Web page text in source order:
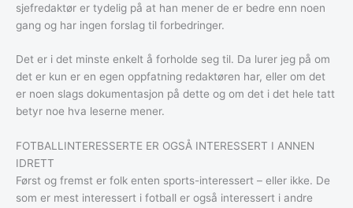
sjefredaktør er tydelig på at han mener de er bedre enn noen
gang og har ingen forslag til forbedringer.
Det er i det minste enkelt å forholde seg til. Da lurer jeg på om
det er kun er en egen oppfatning redaktøren har, eller om det
er noen slags dokumentasjon på dette og om det i det hele tatt
betyr noe hva leserne mener.
FOTBALLINTERESSERTE ER OGSÅ INTERESSERT I ANNEN
IDRETT
Først og fremst er folk enten sports-interessert – eller ikke. De
som er mest interessert i fotball er også interessert i andre